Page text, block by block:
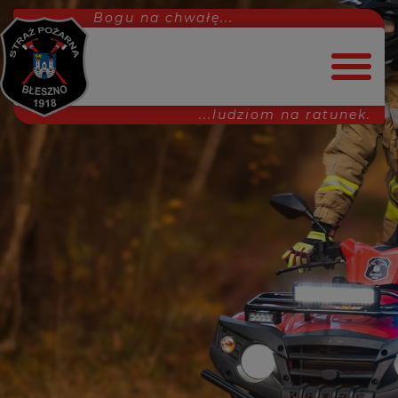
Bogu na chwałę...
Strona główna
Dołącz do nas!
Uroczystości
MDP
Projekty
Inne
...ludziom na ratunek.